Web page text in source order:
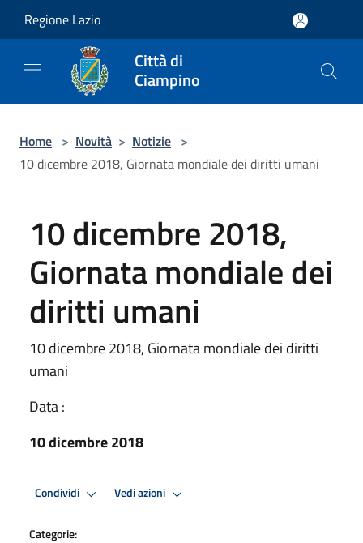
Regione Lazio
Città di
Ciampino
Home > Novità > Notizie >
10 dicembre 2018, Giornata mondiale dei diritti umani
10 dicembre 2018,
Giornata mondiale dei
diritti umani
10 dicembre 2018, Giornata mondiale dei diritti
umani
Data :
10 dicembre 2018
Condividi Vedi azioni
Categorie: